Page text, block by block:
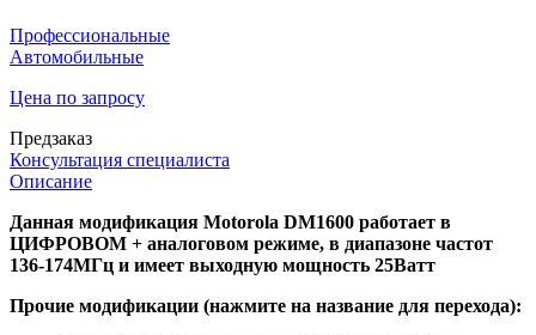
Профессиональные
Автомобильные
Цена по запросу
Предзаказ
Консультация специалиста
Описание
Данная модификация Motorola DM1600 работает в
ЦИФРОВОМ + аналоговом режиме, в диапазоне частот
136-174МГц и имеет выходную мощность 25Ватт
Прочие модификации (нажмите на название для перехода):